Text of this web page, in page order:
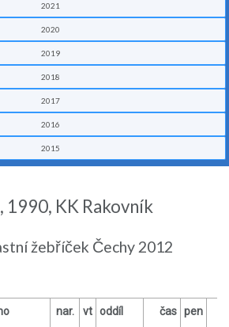
2021
2020
2019
2018
2017
2016
2015
1990, KK Rakovník
žebříček Čechy 2012
nar. vt oddíl čas pen